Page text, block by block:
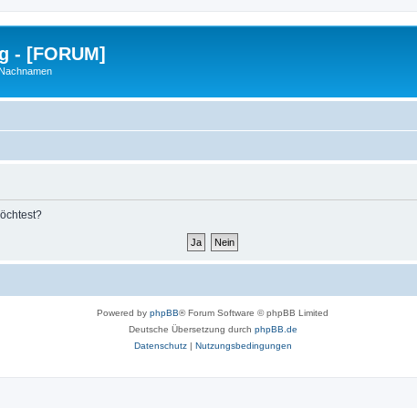
- [FORUM]
Powered by phpBB® Forum Software © phpBB Limited
Deutsche Übersetzung durch phpBB.de
Datenschutz| Nutzungsbedingungen